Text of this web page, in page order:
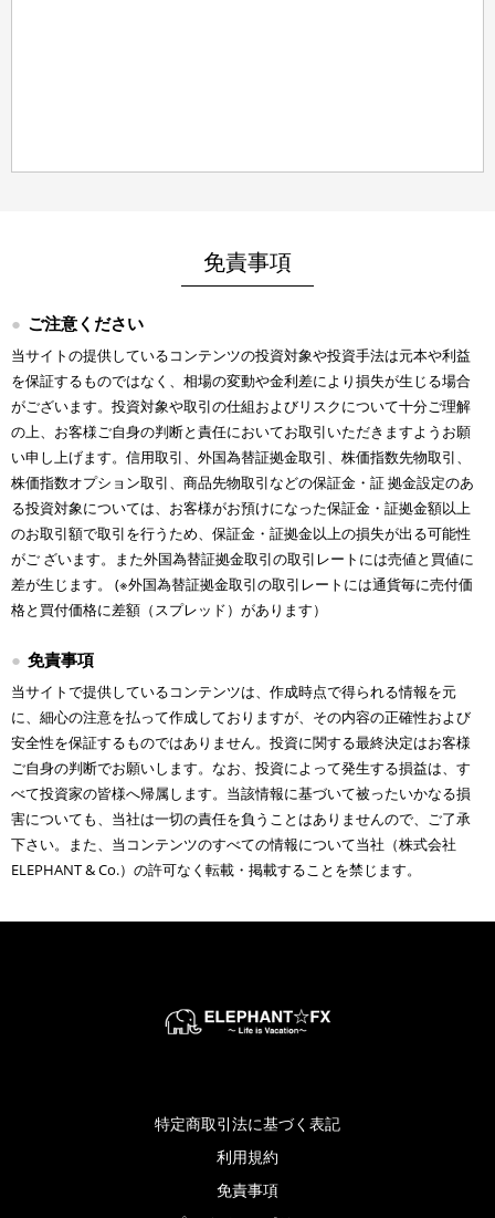
免責事項
ご注意ください
当サイトの提供しているコンテンツの投資対象や投資手法は元本や利益
を保証するものではなく、相場の変動や金利差により損失が生じる場合
がございます。投資対象や取引の仕組およびリスクについて十分ご理解
の上、お客様ご自身の判断と責任においてお取引いただきますようお願
い申し上げます。信用取引、外国為替証拠金取引、株価指数先物取引、
株価指数オプション取引、商品先物取引などの保証金・証 拠金設定のあ
る投資対象については、お客様がお預けになった保証金・証拠金額以上
のお取引額で取引を行うため、保証金・証拠金以上の損失が出る可能性
がご ざいます。また外国為替証拠金取引の取引レートには売値と買値に
差が生じます。 (※外国為替証拠金取引の取引レートには通貨毎に売付価
格と買付価格に差額（スプレッド）があります）
免責事項
当サイトで提供しているコンテンツは、作成時点で得られる情報を元
に、細心の注意を払って作成しておりますが、その内容の正確性および
安全性を保証するものではありません。投資に関する最終決定はお客様
ご自身の判断でお願いします。なお、投資によって発生する損益は、す
べて投資家の皆様へ帰属します。当該情報に基づいて被ったいかなる損
害についても、当社は一切の責任を負うことはありませんので、ご了承
下さい。また、当コンテンツのすべての情報について当社（株式会社
ELEPHANT & Co.）の許可なく転載・掲載することを禁じます。
特定商取引法に基づく表記
利用規約
免責事項